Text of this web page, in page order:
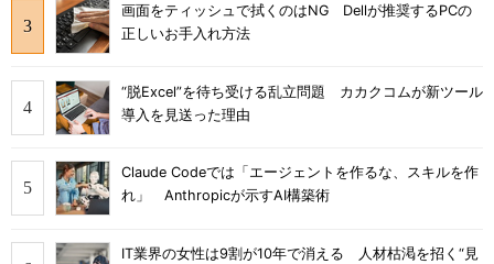
画面をティッシュで拭くのはNG Dellが推奨するPCの
正しいお手入れ方法
“脱Excel”を待ち受ける乱立問題 カカクコムが新ツール
導入を見送った理由
Claude Codeでは「エージェントを作るな、スキルを作
れ」 Anthropicが示すAI構築術
IT業界の女性は9割が10年で消える 人材枯渇を招く“見